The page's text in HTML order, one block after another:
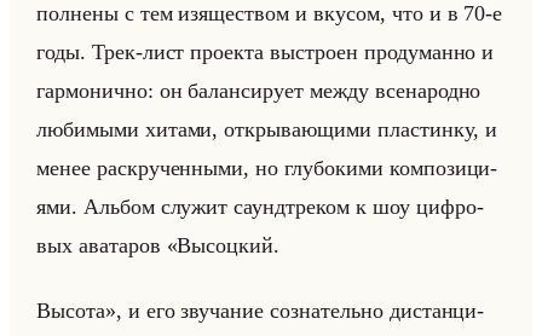
пол­не­ны с тем изя­ще­ством и вку­сом, что и в 70-е
годы. Трек-лист про­ек­та вы­стро­ен про­ду­ман­но и
гар­мо­нич­но: он ба­лан­си­ру­ет между все­на­род­но
лю­би­мы­ми хи­та­ми, от­кры­ва­ющи­ми пла­стин­ку, и
менее рас­кру­чен­ны­ми, но глу­бо­ки­ми ком­по­зи­ци­
ями. Альбом слу­жит саунд­тре­ком к шоу циф­ро­
вых ава­та­ров «Высоцкий.
Высота», и его зву­ча­ние со­зна­тельно ди­стан­ци­